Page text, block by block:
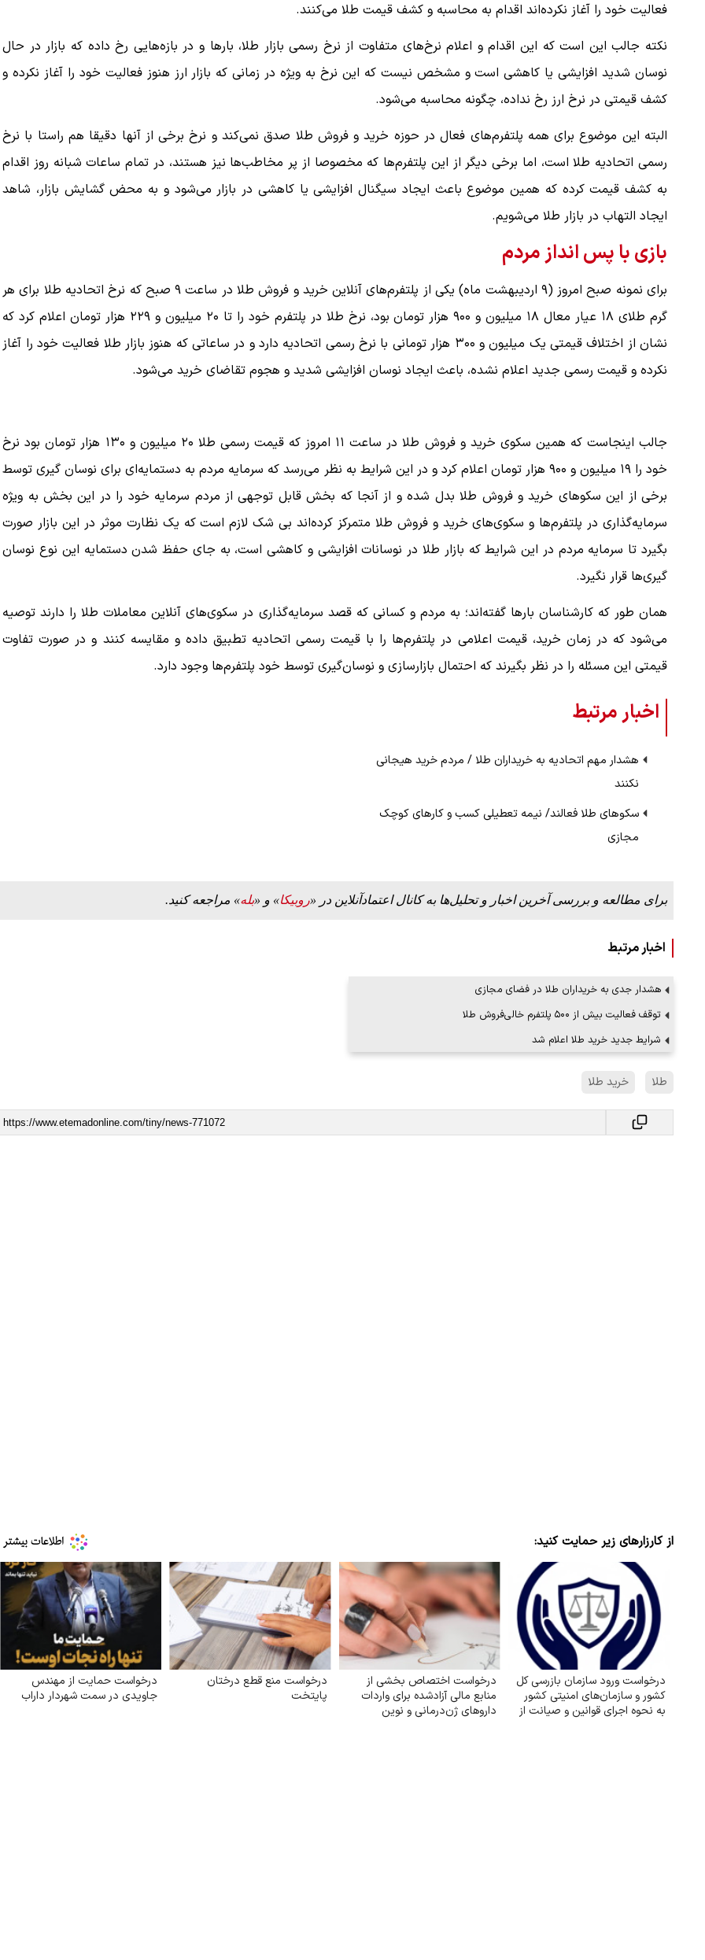
فعالیت خود را آغاز نکرده‌اند اقدام به محاسبه و کشف قیمت طلا می‌کنند.
نکته جالب این است که این اقدام و اعلام نرخ‌های متفاوت از نرخ رسمی بازار طلا، بارها و در بازه‌هایی رخ داده که بازار در حال
نوسان شدید افزایشی یا کاهشی است و مشخص نیست که این نرخ به ویژه در زمانی که بازار ارز هنوز فعالیت خود را آغاز نکرده و
کشف قیمتی در نرخ ارز رخ نداده، چگونه محاسبه می‌شود.
البته این موضوع برای همه پلتفرم‌های فعال در حوزه خرید و فروش طلا صدق نمی‌کند و نرخ برخی از آنها دقیقا هم راستا با نرخ
رسمی اتحادیه طلا است، اما برخی دیگر از این پلتفرم‌ها که مخصوصا از پر مخاطب‌ها نیز هستند، در تمام ساعات شبانه روز اقدام
به کشف قیمت کرده که همین موضوع باعث ایجاد سیگنال افزایشی یا کاهشی در بازار می‌شود و به محض گشایش بازار، شاهد
ایجاد التهاب در بازار طلا می‌شویم.
بازی با پس انداز مردم
برای نمونه صبح امروز (۹ اردیبهشت ماه) یکی از پلتفرم‌های آنلاین خرید و فروش طلا در ساعت ۹ صبح که نرخ اتحادیه طلا برای هر
گرم طلای ۱۸ عیار معال ۱۸ میلیون و ۹۰۰ هزار تومان بود، نرخ طلا در پلتفرم خود را تا ۲۰ میلیون و ۲۲۹ هزار تومان اعلام کرد که
نشان از اختلاف قیمتی یک میلیون و ۳۰۰ هزار تومانی با نرخ رسمی اتحادیه دارد و در ساعاتی که هنوز بازار طلا فعالیت خود را آغاز
نکرده و قیمت رسمی جدید اعلام نشده، باعث ایجاد نوسان افزایشی شدید و هجوم تقاضای خرید می‌شود.
جالب اینجاست که همین سکوی خرید و فروش طلا در ساعت ۱۱ امروز که قیمت رسمی طلا ۲۰ میلیون و ۱۳۰ هزار تومان بود نرخ
خود را ۱۹ میلیون و ۹۰۰ هزار تومان اعلام کرد و در این شرایط به نظر می‌رسد که سرمایه مردم به دستمایه‌ای برای نوسان گیری توسط
برخی از این سکوهای خرید و فروش طلا بدل شده و از آنجا که بخش قابل توجهی از مردم سرمایه خود را در این بخش به ویژه
سرمایه‌گذاری در پلتفرم‌ها و سکوی‌های خرید و فروش طلا متمرکز کرده‌اند بی شک لازم است که یک نظارت موثر در این بازار صورت
بگیرد تا سرمایه مردم در این شرایط که بازار طلا در نوسانات افزایشی و کاهشی است، به جای حفظ شدن دستمایه این نوع نوسان
گیری‌ها قرار نگیرد.
همان طور که کارشناسان بارها گفته‌اند؛ به مردم و کسانی که قصد سرمایه‌گذاری در سکوی‌های آنلاین معاملات طلا را دارند توصیه
می‌شود که در زمان خرید، قیمت اعلامی در پلتفرم‌ها را با قیمت رسمی اتحادیه تطبیق داده و مقایسه کنند و در صورت تفاوت
قیمتی این مسئله را در نظر بگیرند که احتمال بازارسازی و نوسان‌گیری توسط خود پلتفرم‌ها وجود دارد.
اخبار مرتبط
هشدار مهم اتحادیه به خریداران طلا / مردم خرید هیجانی
نکنند
سکوهای طلا فعالند/ نیمه تعطیلی کسب و کارهای کوچک
مجازی
برای مطالعه و بررسی آخرین اخبار و تحلیل‌ها به کانال اعتمادآنلاین در «روبیکا» و «بله» مراجعه کنید.
اخبار مرتبط
هشدار جدی به خریداران طلا در فضای مجازی
توقف فعالیت بیش از ۵۰۰ پلتفرم خالی‌فروش طلا
شرایط جدید خرید طلا اعلام شد
طلا خرید طلا
از کارزارهای زیر حمایت کنید:
درخواست ورود سازمان بازرسی کل
کشور و سازمان‌های امنیتی کشور
به نحوه اجرای قوانین و صیانت از
درخواست اختصاص بخشی از
منابع مالی آزادشده برای واردات
داروهای ژن‌درمانی و نوین
درخواست منع قطع درختان
پایتخت
درخواست حمایت از مهندس
جاویدی در سمت شهردار داراب
به عادل
ببینید| روایت رئیس جمهور از لحظه حمله به بیت
رهبری
به‌دنبال گسترش جنگ نیس…